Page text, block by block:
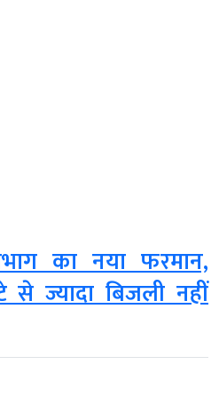
का नया फरमान,
ज्यादा बिजली नहीं